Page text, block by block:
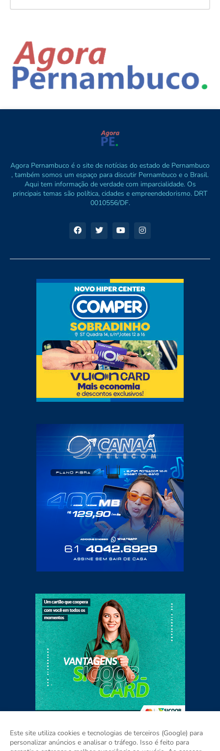
Agora Pernambuco é o site de notícias do estado de Pernambuco
, também somos um espaço para discutir Pernambuco e o Brasil.
Aqui tem informação de verdade com imparcialidade. Os
principais temas são política, cidades e empreendedorismo. DRT
0010556/DF.
Este site utiliza cookies e tecnologias de terceiros (Google) para
personalizar anúncios e analisar o tráfego. Isso é feito para